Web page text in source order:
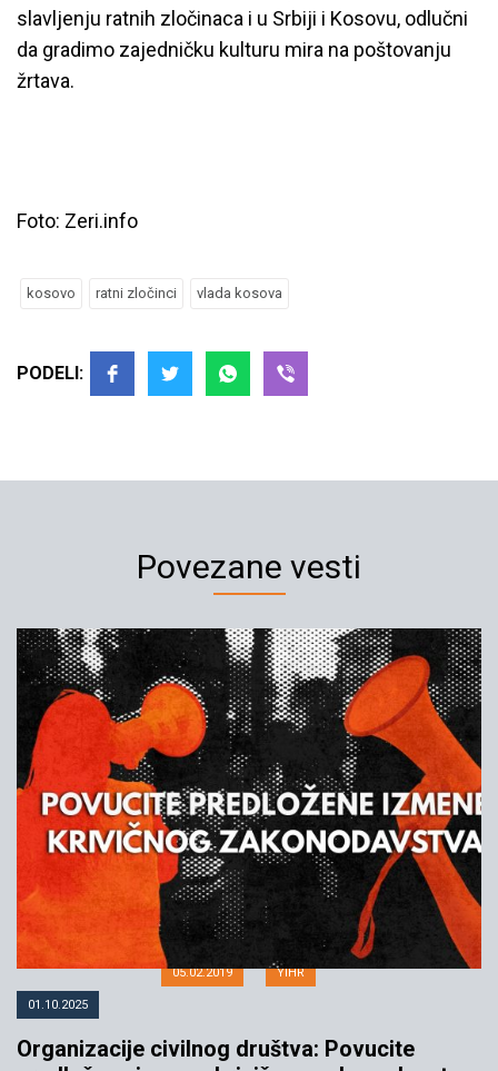
Ratnim zločincima nije mesto u
Vladi Kosova
05.02.2019 YIHR
slavljenju ratnih zločinaca i u Srbiji i Kosovu, odlučni
da gradimo zajedničku kulturu mira na poštovanju
žrtava.
Foto: Zeri.info
kosovo ratni zločinci vlada kosova
PODELI:
Povezane vesti
01.10.2025
Organizacije civilnog društva: Povucite